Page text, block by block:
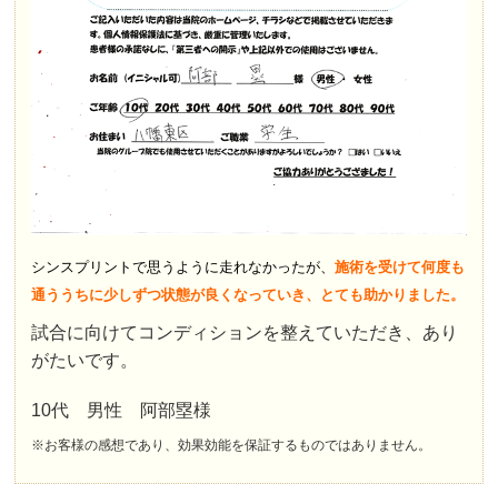
シンスプリントで思うように走れなかったが、施術を受けて何度も
通ううちに少しずつ状態が良くなっていき、とても助かりました。
試合に向けてコンディションを整えていただき、あり
がたいです。
10代 男性 阿部塁様
※お客様の感想であり、効果効能を保証するものではありません。